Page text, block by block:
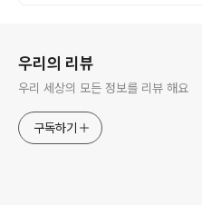
우리의 리뷰
우리 세상의 모든 정보를 리뷰 해요
구독하기